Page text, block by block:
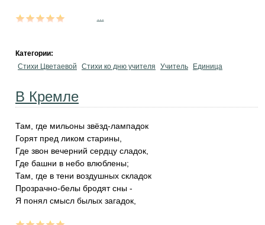
Категории:
Стихи Цветаевой
Стихи ко дню учителя Учитель Единица
В Кремле
Там, где мильоны звёзд-лампадок
Горят пред ликом старины,
Где звон вечерний сердцу сладок,
Где башни в небо влюблены;
Там, где в тени воздушных складок
Прозрачно-белы бродят сны -
Я понял смысл былых загадок,